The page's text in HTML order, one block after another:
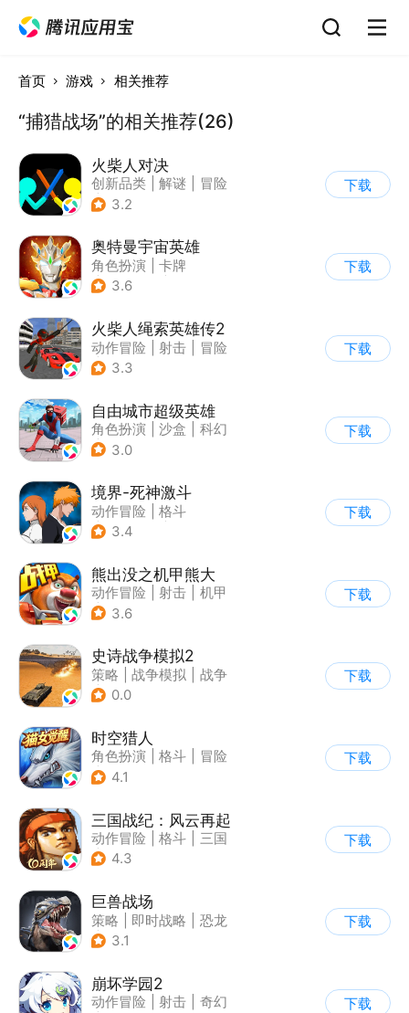
首页 游戏 相关推荐
“捕猎战场”的相关推荐(26)
火柴人对决
创新品类 解谜
冒险
| 挑战破纪录
3.2
下载
奥特曼宇宙英雄
角色扮演
卡牌
| 影视改编
3.6
下载
火柴人绳索英雄传2
动作冒险 射击
冒险
| 开放世界
3.3
下载
自由城市超级英雄
角色扮演 沙盒
科幻
| 开放世界
3.0
下载
境界-死神激斗
动作冒险
格斗
| 动漫改编
3.4
下载
熊出没之机甲熊大
动作冒险 射击
机甲
| 熊出没
3.6
下载
史诗战争模拟2
策略 战争模拟
战争
| 卡通
0.0
下载
时空猎人
角色扮演 格斗
冒险
| 时空猎人
4.1
下载
三国战纪：风云再起
动作冒险 格斗
三国
| 横版过关
4.3
下载
巨兽战场
策略 即时战略
恐龙
| 卡牌
3.1
下载
崩坏学园2
动作冒险 射击
奇幻
下载